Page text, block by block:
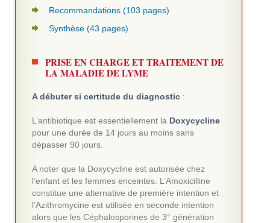
Recommandations (103 pages)
Synthèse (43 pages)
PRISE EN CHARGE ET TRAITEMENT DE
LA MALADIE DE LYME
A débuter si certitude du diagnostic :
L’antibiotique est essentiellement la Doxycycline
pour une durée de 14 jours au moins sans
dépasser 90 jours.
A noter que la Doxycycline est autorisée chez
l’enfant et les femmes enceintes. L’Amoxicilline
constitue une alternative de première intention et
l’Azithromycine est utilisée en seconde intention
alors que les Céphalosporines de 3° génération